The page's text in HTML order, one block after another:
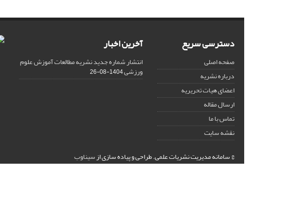
دسترسی سریع
صفحه اصلی
درباره نشریه
اعضای هیات تحریریه
ارسال مقاله
تماس با ما
نقشه سایت
آخرین اخبار
انتشار شماره جدید نشریه مطالعات آموزش علوم
ورزشی1404-08-26
© سامانه مدیریت نشریات علمی.طراحی و پیاده سازی ازسیناوب